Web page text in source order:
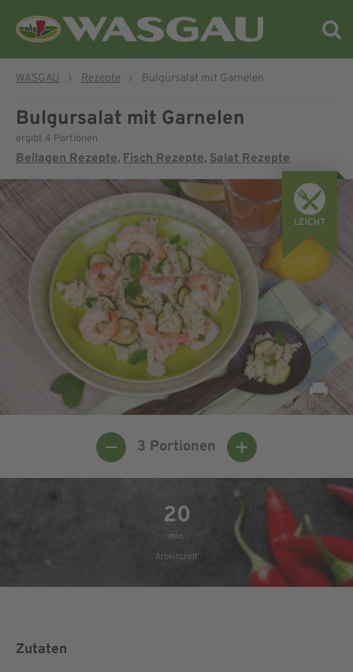
WASGAU › Rezepte › Bulgursalat mit Garnelen
Bulgursalat mit Garnelen
ergibt 4 Portionen
Beilagen Rezepte, Fisch Rezepte, Salat Rezepte
3 Portionen
20
min.
Arbeitszeit
Zutaten